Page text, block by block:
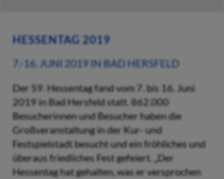
HESSENTAG 2019
7.-16. JUNI 2019 IN BAD HERSFELD
Der 59. Hessentag fand vom 7. bis 16. Juni
2019 in Bad Hersfeld statt. 862.000
Besucherinnen und Besucher haben die
Großveranstaltung in der Kur- und
Festspielstadt besucht und ein fröhliches und
überaus friedliches Fest gefeiert. „Der
Hessentag hat gehalten, was er versprochen